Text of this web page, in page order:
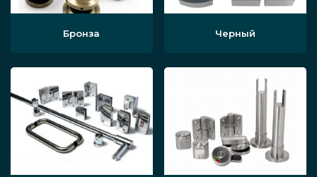
Бронза Черный